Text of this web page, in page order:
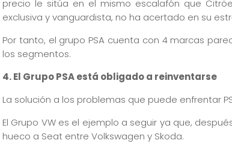
precio le sitúa en el mismo escalafón que
exclusiva y vanguardista, no ha acertado en su
Por tanto, el grupo PSA cuenta con 4 marcas
los segmentos.
4. El Grupo PSA está obligado a reinventarse
La solución a los problemas que puede enfrentar
El Grupo VW es el ejemplo a seguir ya que,
hueco a Seat entre Volkswagen y Skoda.